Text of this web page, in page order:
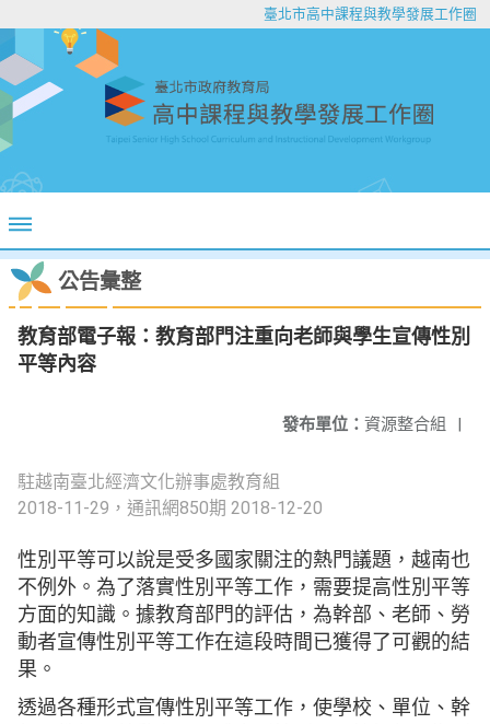
臺北市高中課程與教學發展工作圈
公告彙整
教育部電子報：教育部門注重向老師與學生宣傳性別
平等內容
發布單位： 資源整合組 |
駐越南臺北經濟文化辦事處教育組
2018-11-29，通訊網850期 2018-12-20
性別平等可以說是受多國家關注的熱門議題，越南也
不例外。為了落實性別平等工作，需要提高性別平等
方面的知識。據教育部門的評估，為幹部、老師、勞
動者宣傳性別平等工作在這段時間已獲得了可觀的結
果。
透過各種形式宣傳性別平等工作，使學校、單位、幹